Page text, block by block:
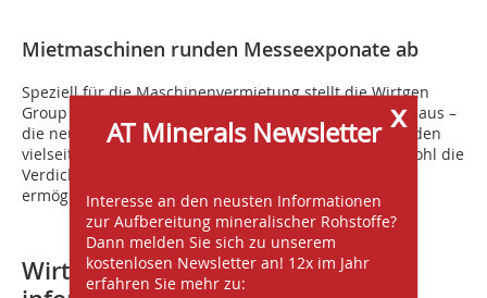
Mietmaschinen runden Messeexponate ab
Speziell für die Maschinenvermietung stellt die Wirtgen
Group zwei Walzen von Verdichtungsspezialist Hamm aus –
die neue 2,7 t schwere Tandemwalze HD 12 G VV und den
vielseitig einsetzbaren Walzenzug HC 70i VIO, der sowohl die
Verdichtung mit Vibration als auch mit Oszillation
ermöglicht.
Wirtgen Group Branchenexperten
x
AT Minerals Newsletter
Interesse an den neusten Informationen
zur Aufbereitung mineralischer Rohstoffe?
Dann melden Sie sich zu unserem
kostenlosen Newsletter an! 12x im Jahr
erfahren Sie mehr zu: